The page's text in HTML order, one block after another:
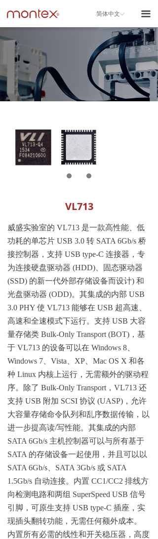
끀
ꀅ
简体中文
VL713
威盛实验室的 VL713 是一款高性能、低
功耗的单芯片 USB 3.0 转 SATA 6Gb/s 桥
接控制器，支持 USB type-C 连接器，专
为连接硬盘驱动器 (HDD)、固态驱动器
(SSD) 的新一代外部存储设备而设计) 和
光盘驱动器 (ODD)。其集成的内部 USB
3.0 PHY 使 VL713 能够在 USB 超高速、
高速和全速模式下运行。支持 USB 大容
量存储类 Bulk-Only Transport (BOT)，基
于 VL713 的设备可以在 Windows 8、
Windows 7、Vista、XP、Mac OS X 和各
种 Linux 内核上运行，无需额外的驱动程
序。除了 Bulk-Only Transport，VL713 还
支持 USB 附加 SCSI 协议 (UASP)，允许
大容量存储命令队列和乱序数据传输，以
进一步提高读/写性能。其集成的内部
SATA 6Gb/s 主机控制器可以与所有基于
SATA 的存储设备一起使用，并且可以以
SATA 6Gb/s、SATA 3Gb/s 或 SATA
1.5Gb/s 自动连接。内置 CC1/CC2 排线方
向检测电路和两组 SuperSpeed USB 信号
引脚，可原生支持 USB type-C 插座，实
现插头翻转功能，无需任何额外成本。
内置所有必需的线性和开关稳压器，高度